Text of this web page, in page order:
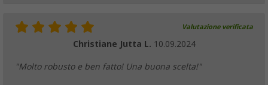
Valutazione verificata
Christiane Jutta L. 10.09.2024
"Molto robusto e ben fatto! Una buona scelta!"